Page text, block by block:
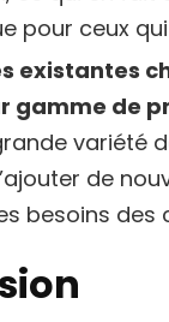
pour ceux
existantes
gamme de
variété
de
besoins des